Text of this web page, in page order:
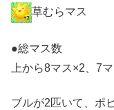
草むらマス
●総マス数
上から8マス×2、7
ブルが2匹いて、ポ